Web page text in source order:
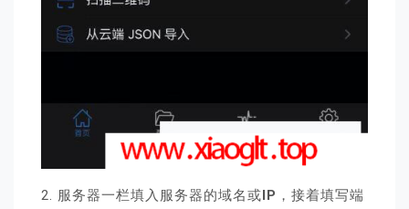
2. 服务器一栏填入服务器的域名或IP ，接着填写端